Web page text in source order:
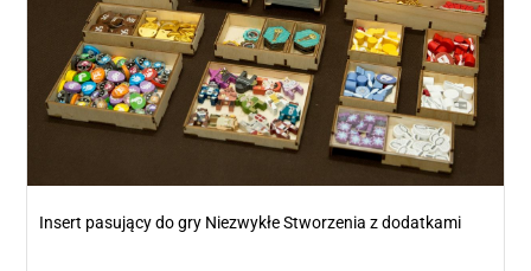
Insert pasujący do gry Niezwykłe Stworzenia z dodatkami